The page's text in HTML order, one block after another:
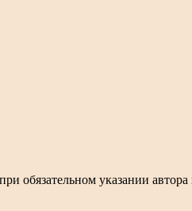
обязательном указании